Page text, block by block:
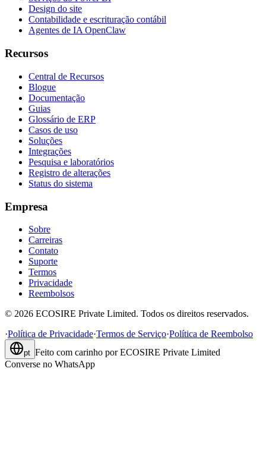
Design do site
Contabilidade e escrituração contábil
Agentes de IA OpenClaw
Recursos
Central de Recursos
Blogue
Documentação
Guias
Glossário de ERP
Casos de uso
Soluções
Integrações
Pesquisa e laboratórios
Registro de alterações
Status do sistema
Empresa
Sobre
Carreiras
Contato
Suporte
Termos
Privacidade
Reembolsos
© 2026 ECOSIRE Private Limited. Todos os direitos reservados.
·Política de Privacidade·Termos de Serviço·Política de Reembolso
pt Feito com carinho por ECOSIRE Private Limited
Converse no WhatsApp